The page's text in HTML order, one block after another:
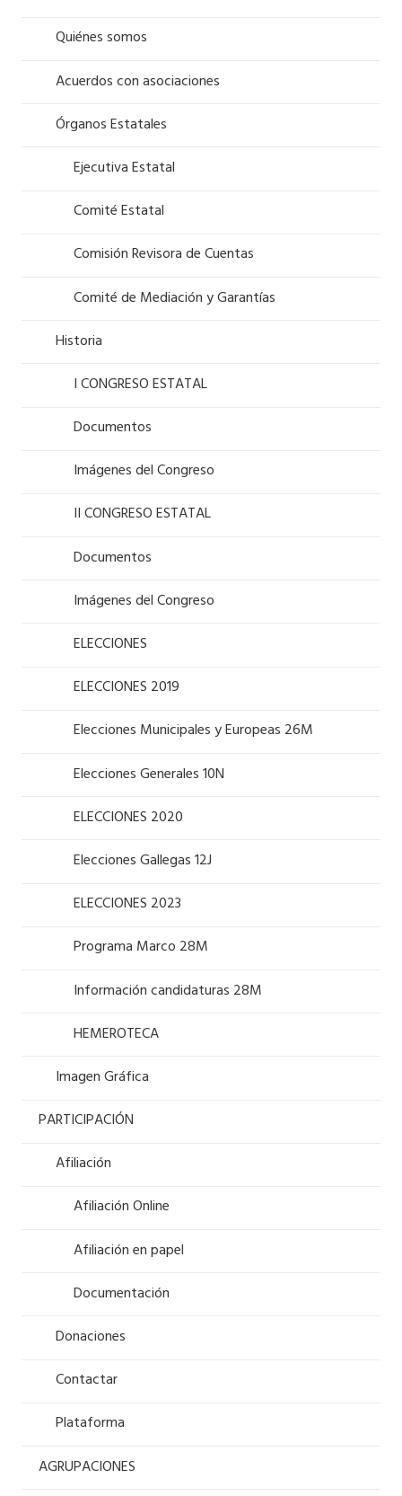
Quiénes somos
Acuerdos con asociaciones
Órganos Estatales
Ejecutiva Estatal
Comité Estatal
Comisión Revisora de Cuentas
Comité de Mediación y Garantías
Historia
I CONGRESO ESTATAL
Documentos
Imágenes del Congreso
II CONGRESO ESTATAL
Documentos
Imágenes del Congreso
ELECCIONES
ELECCIONES 2019
Elecciones Municipales y Europeas 26M
Elecciones Generales 10N
ELECCIONES 2020
Elecciones Gallegas 12J
ELECCIONES 2023
Programa Marco 28M
Información candidaturas 28M
HEMEROTECA
Imagen Gráfica
PARTICIPACIÓN
Afiliación
Afiliación Online
Afiliación en papel
Documentación
Donaciones
Contactar
Plataforma
AGRUPACIONES